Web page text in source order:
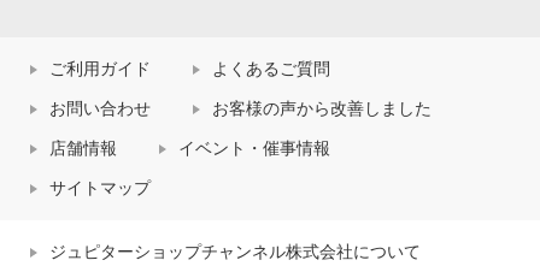
ご利用ガイド よくあるご質問
お問い合わせ お客様の声から改善しました
店舗情報 イベント・催事情報
サイトマップ
ジュピターショップチャンネル株式会社について